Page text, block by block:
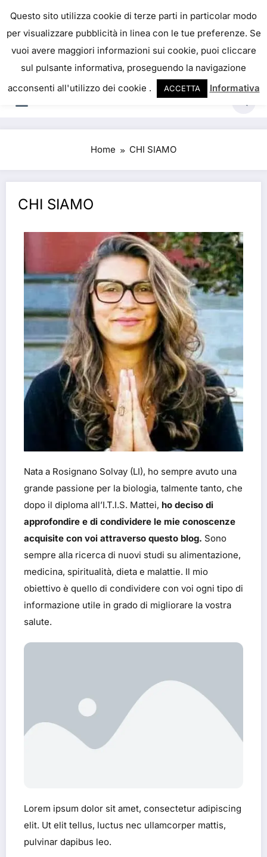
IL PORTALE DEL BENESSERE
La salute è come il denaro, non abbiamo mai una
vera idea del suo valore fino a quando la
perdiamo. Josh Billings
Home CHI SIAMO
CHI SIAMO
Nata a Rosignano Solvay (LI), ho sempre avuto una
grande passione per la biologia, talmente tanto, che
dopo il diploma all’I.T.I.S. Mattei, ho deciso di
approfondire e di condividere le mie conoscenze
acquisite con voi attraverso questo blog. Sono
sempre alla ricerca di nuovi studi su alimentazione,
medicina, spiritualità, dieta e malattie. Il mio
obiettivo è quello di condividere con voi ogni tipo di
informazione utile in grado di migliorare la vostra
salute.
Lorem ipsum dolor sit amet, consectetur adipiscing
elit. Ut elit tellus, luctus nec ullamcorper mattis,
pulvinar dapibus leo.
Questo sito utilizza cookie di terze parti in particolar modo
per visualizzare pubblicità in linea con le tue preferenze. Se
vuoi avere maggiori informazioni sui cookie, puoi cliccare
sul pulsante informativa, proseguendo la navigazione
acconsenti all'utilizzo dei cookie .
ACCETTA Informativa